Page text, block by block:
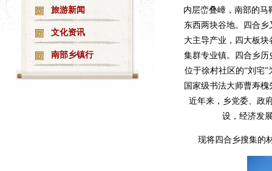
旅游新闻
文化资讯
南部乡镇行
内层峦叠嶂，南部的马
东西两块谷地。四合
大主导产业，四大板
集群专业镇。四合乡
位于徐村社区的“刘宅
国家级书法大师曹寿
近年来，乡党委、政
设，经济发
现将四合乡搜集的